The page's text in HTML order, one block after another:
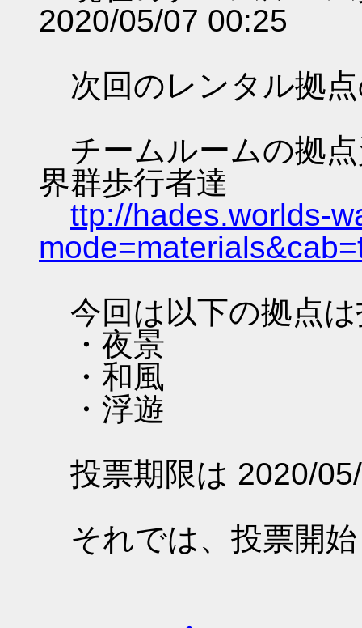
2020/05/07 00:25
次回のレンタル拠
チームルームの拠
界群歩行者達
ttp://hades.worlds-
今回は以下の拠点
・夜景
・和風
・浮遊
投票期限は 2020/
それでは、投票開